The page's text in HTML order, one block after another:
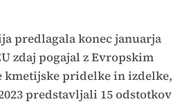
predlagala konec januarja
zdaj pogajal z Evropskim
kmetijske pridelke in izdelke,
predstavljali 15 odstotkov